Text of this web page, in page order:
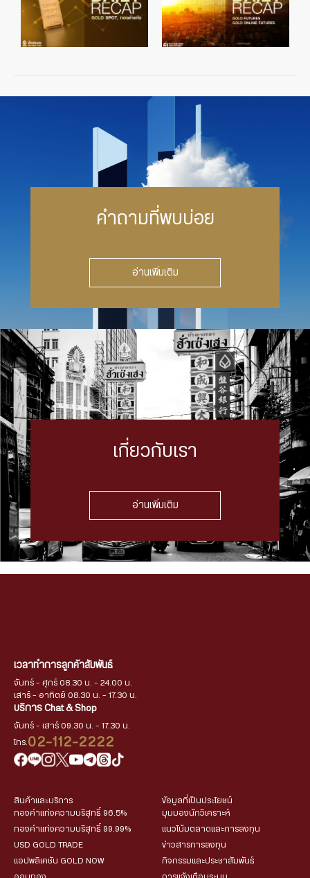
คำถามที่พบบ่อย
อ่านเพิ่มเติม
เกี่ยวกับเรา
อ่านเพิ่มเติม
เวลาทำการลูกค้าสัมพันธ์
จันทร์ - ศุกร์ 08.30 น. - 24.00 น.
เสาร์ - อาทิตย์ 08.30 น. - 17.30 น.
บริการ Chat & Shop
จันทร์ - เสาร์ 09.30 น. - 17.30 น.
โทร. 02-112-2222
สินค้าและบริการ
ทองคำแท่งความบริสุทธิ์ 96.5%
ทองคำแท่งความบริสุทธิ์ 99.99%
USD GOLD TRADE
แอปพลิเคชัน GOLD NOW
ข้อมูลที่เป็นประโยชน์
มุมมองนักวิเคราะห์
แนวโน้มตลาดและการลงทุน
ข่าวสารการลงทุน
กิจกรรมและประชาสัมพันธ์